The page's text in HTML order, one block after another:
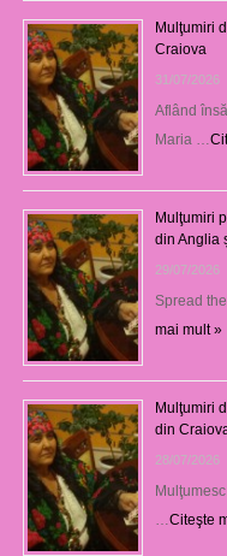
Mulţumiri
Craiova
31/07/2026
Aflând
Maria …
Mulţumiri
din Anglia
29/07/2026
Spread
mai mult »
Mulţumiri
din
28/07/2026
…Citeşte